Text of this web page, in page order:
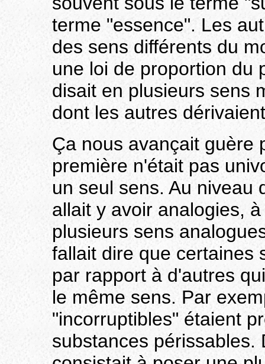
terme "essence". Les
des sens différents du
une loi de proportion du
disait en plusieurs sens
dont les autres
Ça nous avançait guère
première n'était pas
un seul sens. Au niveau
allait y avoir analogies,
plusieurs sens
fallait dire que certaines
par rapport à d'autres
le même sens. Par
"incorruptibles" étaient
substances périssables.